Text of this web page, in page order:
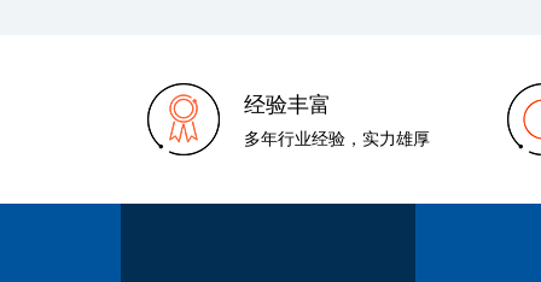
经验丰富
多年行业经验，实力雄厚